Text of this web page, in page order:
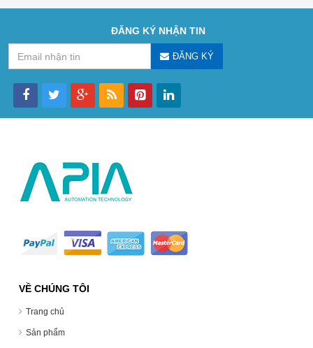
ĐĂNG KÝ NHẬN TIN
ĐĂNG KÝ
VỀ CHÚNG TÔI
Trang chủ
Sản phẩm